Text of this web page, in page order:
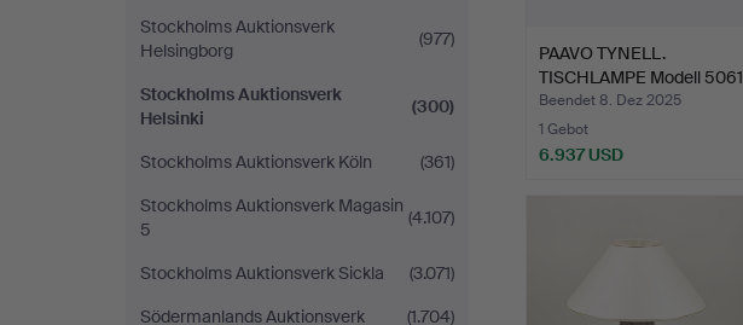
Stockholms Auktionsverk
Helsingborg
(977)
Stockholms Auktionsverk
Helsinki
(300)
Stockholms Auktionsverk Köln
(361)
Stockholms Auktionsverk Magasin
5
(4.107)
Stockholms Auktionsverk Sickla
(3.071)
Södermanlands Auktionsverk
(1.704)
PAAVO TYNELL.
TISCHLAMPE Modell 5061
Herge…
Beendet 8. Dez 2025
1 Gebot
6.937 USD